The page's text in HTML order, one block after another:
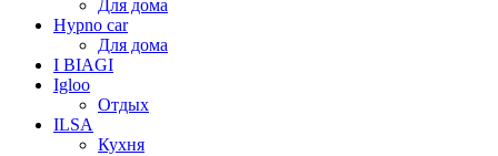
Для дома
Hypno car
Для дома
I BIAGI
Igloo
Отдых
ILSA
Кухня